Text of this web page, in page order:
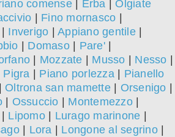
comense| Erba
Olgiate
Fino mornasco
Inverigo Appiano gentile|
Domaso| Pare'|
Mozzate Musso Nesso
Pigra Piano porlezza| Pianello
Oltrona san mamette| Orsenigo
| Ossuccio Montemezzo|
Lipomo| Lurago marinone
| Lora Longone al segrino|